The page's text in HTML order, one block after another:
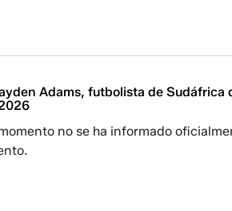
Adams, futbolista de Sudáfrica
no se ha informado